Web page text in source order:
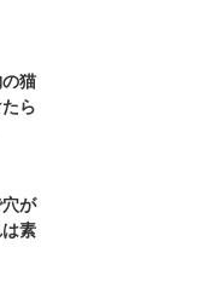
猫
ら
が
素